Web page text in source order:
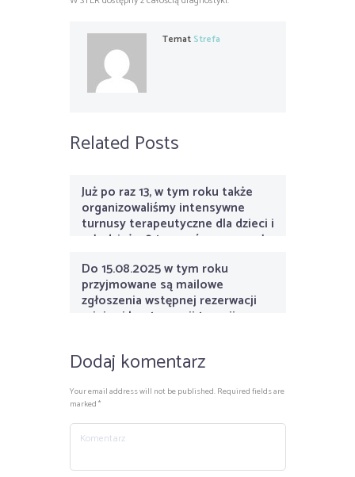
Temat Strefa
Related Posts
Już po raz 13, w tym roku także
organizowaliśmy intensywne
turnusy terapeutyczne dla dzieci i
młodzieży. 8 turnusów pracowało
w okresie lipca i sierpnia, kończąc
je przerwami wakacyjnymi.
Do 15.08.2025 w tym roku
przyjmowane są mailowe
zgłoszenia wstępnej rezerwacji
miejsc i kontynuacji terapii
30.08.2026, wg których będziemy
terminy. Zgłoszenia przyjmujemy
na adres;
strefaterapii@gmail.com
Dodaj komentarz
Your email address will not be published. Required fields are
marked *